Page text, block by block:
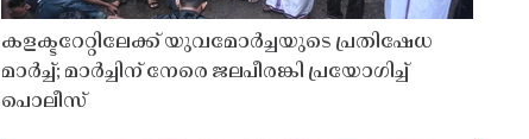
കളക്ടറേറ്റിലേക്ക് യുവമോർച്ചയുടെ പ്രതിഷേധ
മാർച്ച്; മാർച്ചിന് നേരെ ജലപീരങ്കി പ്രയോഗിച്ച്
പൊലീസ്